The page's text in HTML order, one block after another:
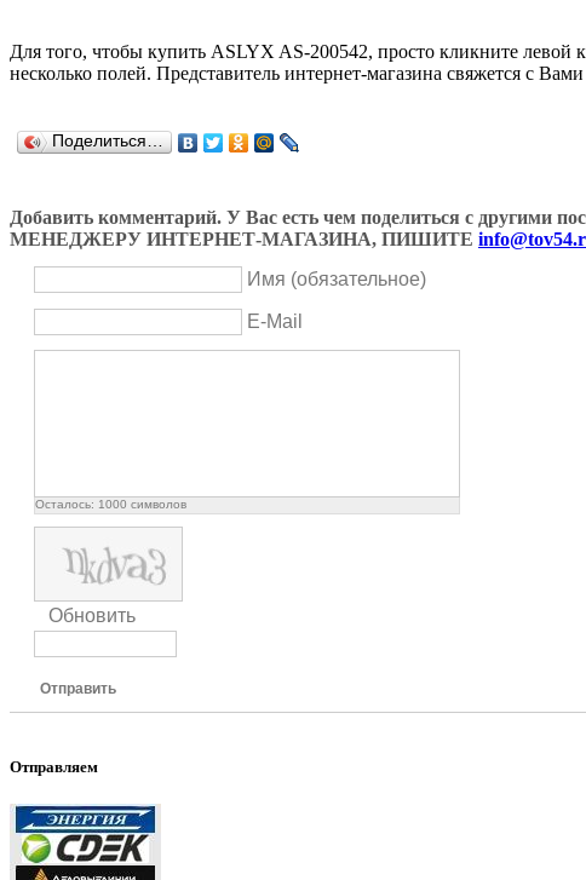
Для того, чтобы купить ASLYX AS-200542, просто кликните
несколько полей. Представитель интернет-магазина свяжется с
Поделиться…
Добавить комментарий. У Вас есть чем поделиться с
МЕНЕДЖЕРУ ИНТЕРНЕТ-МАГАЗИНА, ПИШИТЕ
Имя (обязательное)
E-Mail
Осталось: 1000 символов
Обновить
Отправить
Отправляем